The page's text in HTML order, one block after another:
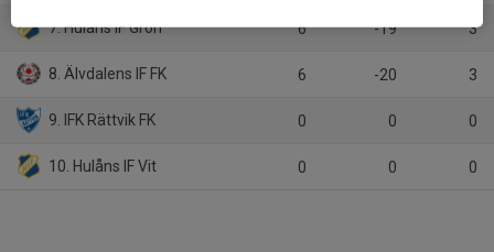
7. Hulåns IF Grön 6 -19 3
8. Älvdalens IF FK 6 -20 3
9. IFK Rättvik FK 0 0 0
10. Hulåns IF Vit 0 0 0